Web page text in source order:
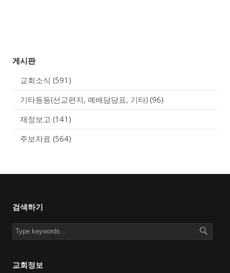
게시판
교회소식 (591)
기타등등(선교편지, 예배담당표, 기타) (96)
재정보고 (141)
주보자료 (564)
검색하기
교회정보